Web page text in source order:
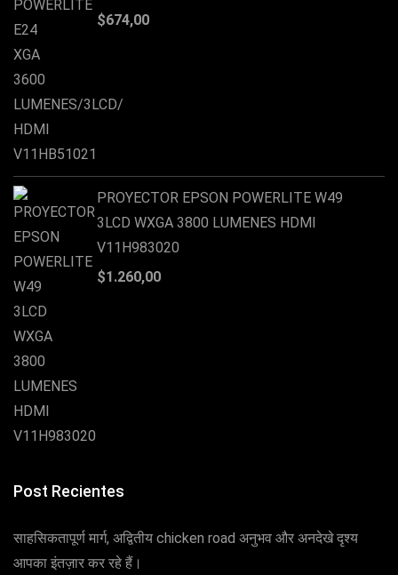
$674,00
PROYECTOR EPSON POWERLITE W49
3LCD WXGA 3800 LUMENES HDMI
V11H983020
$1.260,00
Post Recientes
साहसिकतापूर्ण मार्ग, अद्वितीय chicken road अनुभव और अनदेखे दृश्य
आपका इंतज़ार कर रहे हैं।